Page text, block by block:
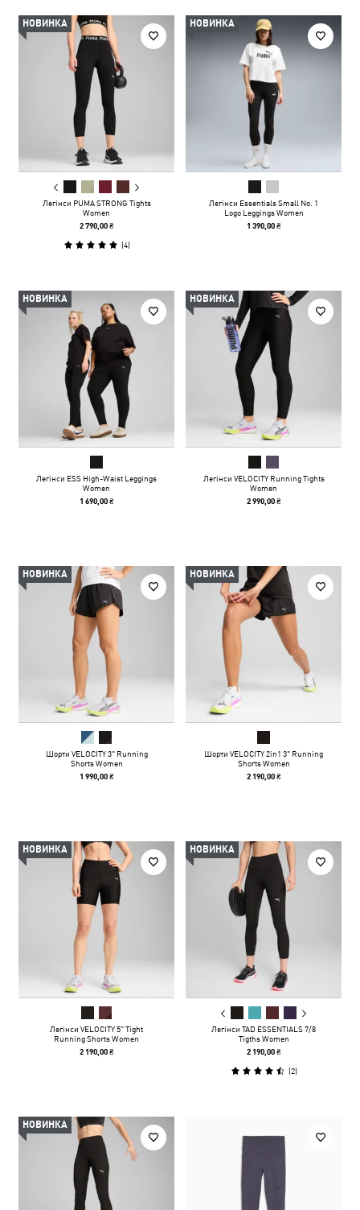
НОВИНКА
Легінси PUMA STRONG Tights
Women
2 790,00 ₴
(4)
НОВИНКА
Легінси Essentials Small No. 1
Logo Leggings Women
1 390,00 ₴
НОВИНКА
Легінси ESS High-Waist Leggings
Women
1 690,00 ₴
НОВИНКА
Легінси VELOCITY Running Tights
Women
2 990,00 ₴
НОВИНКА
Шорти VELOCITY 3" Running
Shorts Women
1 990,00 ₴
НОВИНКА
Шорти VELOCITY 2in1 3" Running
Shorts Women
2 190,00 ₴
НОВИНКА
Легінси VELOCITY 5" Tight
Running Shorts Women
2 190,00 ₴
НОВИНКА
Легінси TAD ESSENTIALS 7/8
Tigths Women
2 190,00 ₴
(2)
НОВИНКА